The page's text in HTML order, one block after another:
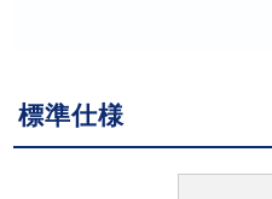
標準仕様